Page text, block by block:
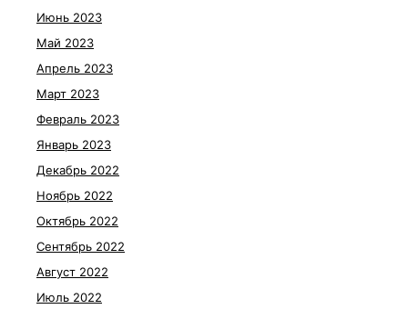
Июнь 2023
Май 2023
Апрель 2023
Март 2023
Февраль 2023
Январь 2023
Декабрь 2022
Ноябрь 2022
Октябрь 2022
Сентябрь 2022
Август 2022
Июль 2022